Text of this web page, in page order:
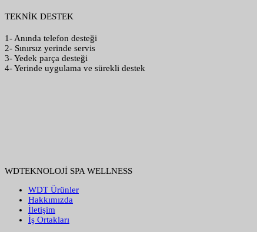
TEKNİK DESTEK
1- Anında telefon desteği
2- Sınırsız yerinde servis
3- Yedek parça desteği
4- Yerinde uygulama ve sürekli destek
WDTEKNOLOJİ SPA WELLNESS
WDT Ürünler
Hakkımızda
İletişim
İş Ortakları